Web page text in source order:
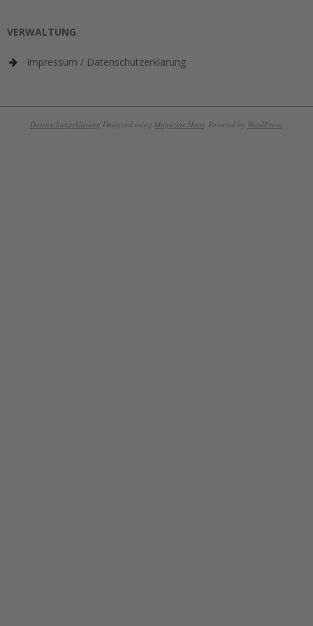
VERWALTUNG
Impressum / Datenschutzerklärung
Datenschutzerklärung Designed using Magazine Hoot. Powered by WordPress.